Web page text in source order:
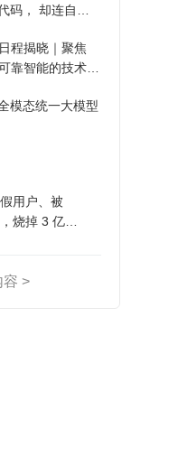
码， 却连自己
程揭晓｜聚焦
靠智能的技术路
模态统一大模型
用户、被
烧掉 3 亿
容 >